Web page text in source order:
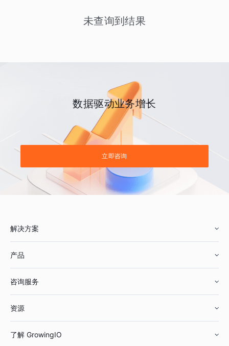
未查询到结果
数据驱动业务增长
立即咨询
解决方案
鞋服行业
汽车行业
产品
智能运营
咨询服务
资源
了解 GrowingIO